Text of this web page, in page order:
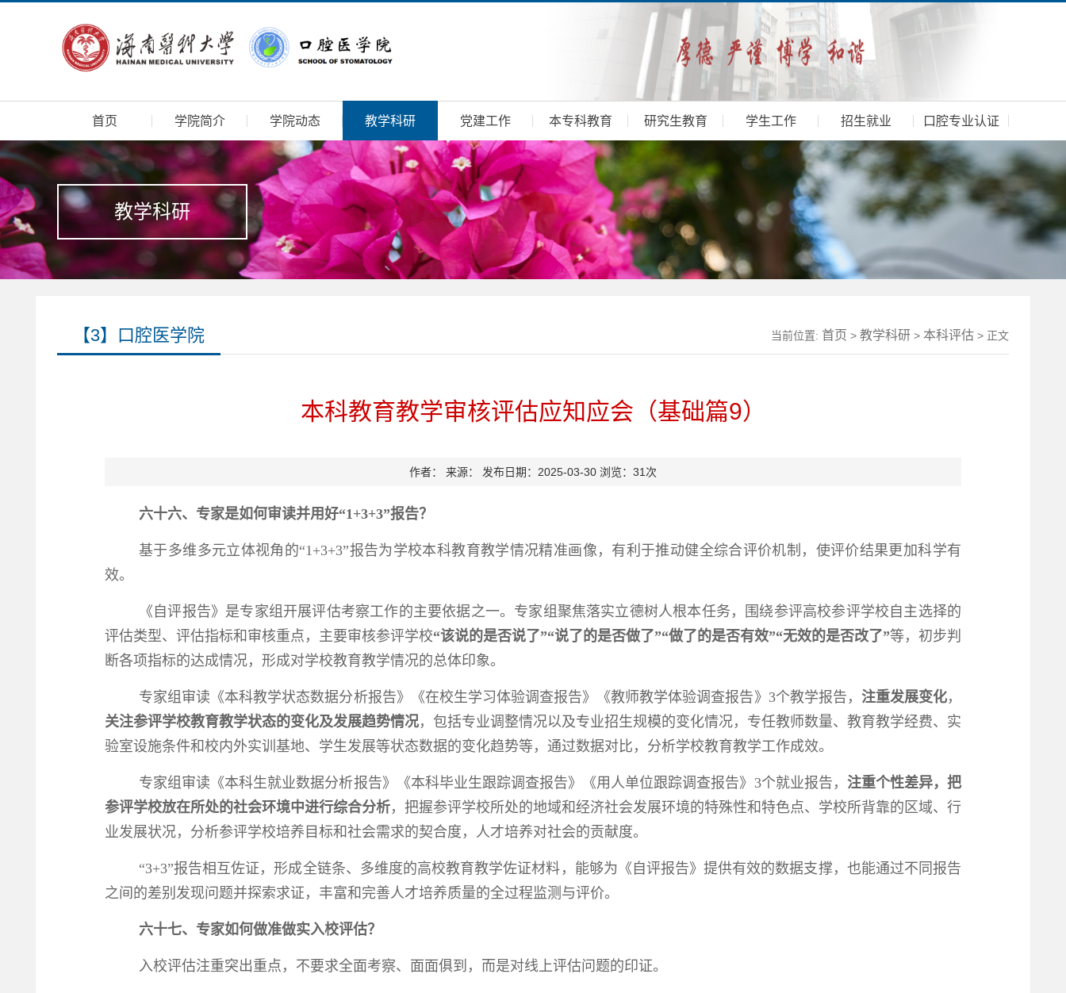
首页 学院简介 学院动态 教学科研 党建工作 本专科教育 研究生教育 学生工作 招生就业 口腔专业认证
教学科研
【3】口腔医学院 当前位置: 首页 > 教学科研 > 本科评估 > 正文
本科教育教学审核评估应知应会（基础篇9）
作者： 来源： 发布日期：2025-03-30 浏览： 31 次
六十六、专家是如何审读并用好“1+3+3”报告？
基于多维多元立体视角的“1+3+3”报告为学校本科教育教学情况精准画像，有利于推动健全综合评价机制，使评价结果更加科学有
效。
《自评报告》是专家组开展评估考察工作的主要依据之一。专家组聚焦落实立德树人根本任务，围绕参评高校参评学校自主选择的
评估类型、评估指标和审核重点，主要审核参评学校“该说的是否说了”“说了的是否做了”“做了的是否有效”“无效的是否改了”等，初步判
断各项指标的达成情况，形成对学校教育教学情况的总体印象。
专家组审读《本科教学状态数据分析报告》《在校生学习体验调查报告》《教师教学体验调查报告》3个教学报告， 注重发展变化，
关注参评学校教育教学状态的变化及发展趋势情况，包括专业调整情况以及专业招生规模的变化情况，专任教师数量、教育教学经费、实
验室设施条件和校内外实训基地、学生发展等状态数据的变化趋势等，通过数据对比，分析学校教育教学工作成效。
专家组审读《本科生就业数据分析报告》《本科毕业生跟踪调查报告》《用人单位跟踪调查报告》3个就业报告， 注重个性差异，把
参评学校放在所处的社会环境中进行综合分析，把握参评学校所处的地域和经济社会发展环境的特殊性和特色点、学校所背靠的区域、行
业发展状况，分析参评学校培养目标和社会需求的契合度，人才培养对社会的贡献度。
“3+3”报告相互佐证，形成全链条、多维度的高校教育教学佐证材料，能够为《自评报告》提供有效的数据支撑，也能通过不同报告
之间的差别发现问题并探索求证，丰富和完善人才培养质量的全过程监测与评价。
六十七、专家如何做准做实入校评估？
入校评估注重突出重点，不要求全面考察、面面俱到，而是对线上评估问题的印证。